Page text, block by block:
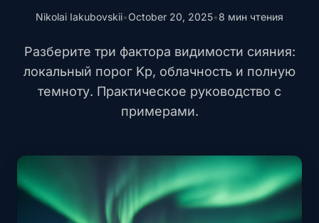
Nikolai Iakubovskii•October 20, 2025•8 мин чтения
Разберите три фактора видимости сияния:
локальный порог Kp, облачность и полную
темноту. Практическое руководство с
примерами.